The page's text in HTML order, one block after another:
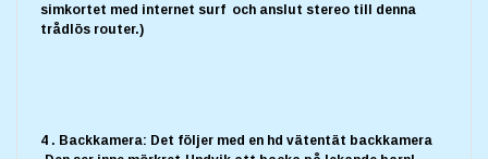
simkortet med internet surf och anslut stereo till denna
trådlös router.)
4 . Backkamera: Det följer med en hd vätentät backkamera